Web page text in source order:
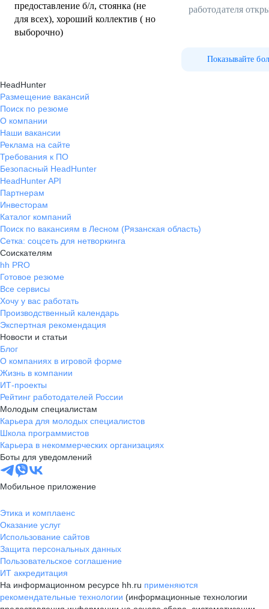
предоставление б/л, стоянка (не
для всех), хороший коллектив ( но
выборочно)
работодателя
Показывайте
HeadHunter
Размещение вакансий
Поиск по резюме
О компании
Наши вакансии
Реклама на сайте
Требования к ПО
Безопасный HeadHunter
HeadHunter API
Партнерам
Инвесторам
Каталог компаний
Поиск по вакансиям в Лесном (Рязанская область)
Сетка: соцсеть для нетворкинга
Соискателям
hh PRO
Готовое резюме
Все сервисы
Хочу у вас работать
Производственный календарь
Экспертная рекомендация
Новости и статьи
Блог
О компаниях в игровой форме
Жизнь в компании
ИТ-проекты
Рейтинг работодателей России
Молодым специалистам
Карьера для молодых специалистов
Школа программистов
Карьера в некоммерческих организациях
Боты для уведомлений
Мобильное приложение
Этика и комплаенс
Оказание услуг
Использование сайтов
Защита персональных данных
Пользовательское соглашение
ИТ аккредитация
На информационном ресурсе hh.ru применяются
рекомендательные технологии (информационные технологии